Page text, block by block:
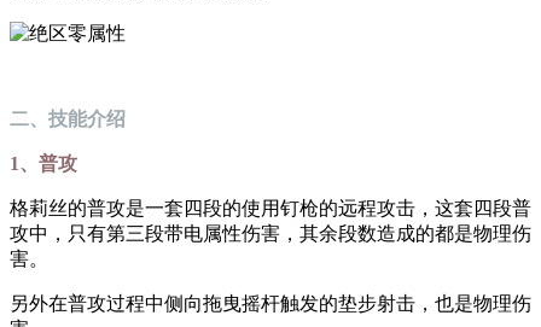
二、技能介绍
1、普攻
格莉丝的普攻是一套四段的使用钉枪的远程攻击，这套四段普
攻中，只有第三段带电属性伤害，其余段数造成的都是物理伤
害。
另外在普攻过程中侧向拖曳摇杆触发的垫步射击，也是物理伤